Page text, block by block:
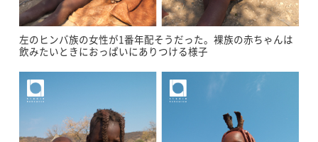
左のヒンバ族の女性が1番年配そうだった。裸族の赤ちゃんは
飲みたいときにおっぱいにありつける様子